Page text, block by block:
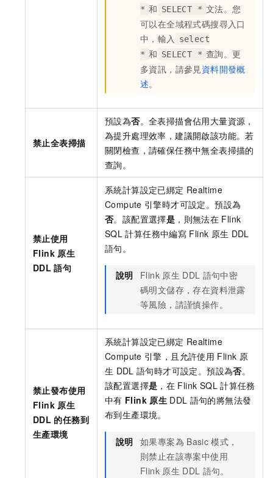
* 和 SELECT * 文法。您
可以在全域程式碼搜尋入口
中，輸入
select
* 和 SELECT * 查詢。更
多資訊，請參見資料開發概
述。
禁止全表掃描
預設為否。全表掃描會佔用大量資源，
為提升處理效率，建議開啟該功能。若
關閉檢查，請確保任務中無全表掃描的
查詢。
禁止使用
Flink 原生
DDL 語句
系統計算設定已綁定 Realtime
Compute 引擎時才可設定。預設為
否。該配置選擇是 ，則無法在 Flink
SQL 計算任務中編寫 Flink 原生 DDL
語句。
說明 Flink 原生 DDL 語句中密
碼明文儲存，存在資料泄露
等風險，請謹慎操作。
禁止發布使用
Flink 原生
DDL 的任務到
生產環境
系統計算設定已綁定 Realtime
Compute 引擎，且允許使用 Flink 原
生 DDL 語句時才可設定。預設為否。
該配置選擇是 ，在 Flink SQL 計算任務
中有 Flink 原生 DDL 語句的將無法發
布到生產環境。
說明 如果專案為 Basic 模式，
則禁止在該專案中使用
Flink 原生 DDL 語句。